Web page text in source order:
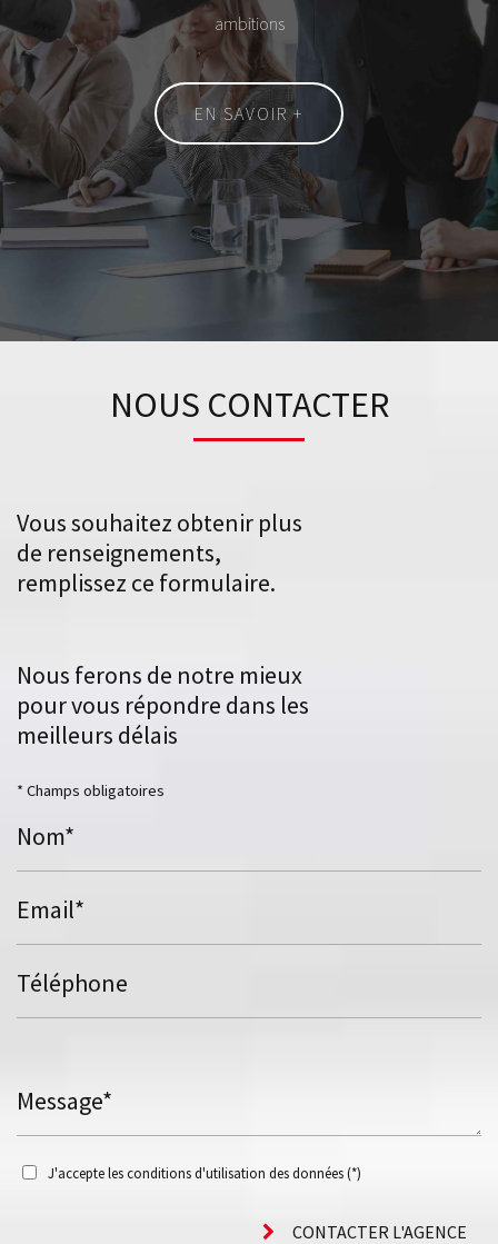
ambitions
EN SAVOIR +
NOUS CONTACTER
Vous souhaitez obtenir plus
de renseignements,
remplissez ce formulaire.
Nous ferons de notre mieux
pour vous répondre dans les
meilleurs délais
* Champs obligatoires
Nom*
Email*
Téléphone
Message*
J'accepte les conditions d'utilisation des données (*)
CONTACTER L'AGENCE